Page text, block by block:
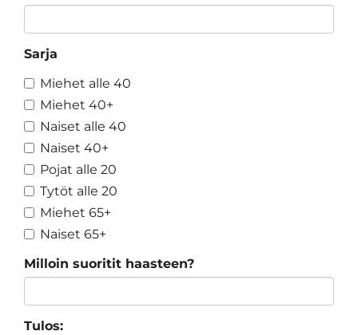
Sarja
Miehet alle 40
Miehet 40+
Naiset alle 40
Naiset 40+
Pojat alle 20
Tytöt alle 20
Miehet 65+
Naiset 65+
Milloin suoritit haasteen?
Tulos: